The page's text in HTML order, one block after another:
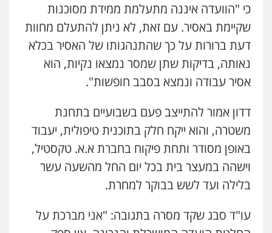
כי "הוועדה איננה מתעלמת ממידת מסוכנות
שקיימת באסיר. עם זאת, לא ניתן להתעלם מחוות
דעת ברורות על כך שהתנהגותו של האסיר בכלא
נאותה, בדיקות שתן שמסר נמצאו נקיות, הוא
אסיר עבודה ונמצא בסבב חופשות".
דדון אמור להתייצב פעם בשבועיים בתחנת
משטרה, והוא ייקח חלק בתוכנית טיפולית, יעבוד
באופן מסודר ותחת פיקוח בחברת א.א. טקסטיל,
וישהה במעצר בית בכל יום החל מהשעה עשר
בלילה ועד לשש בבוקר למחרת.
עו"ד סבג שקד מסרה בתגובה: "אני מברכת על
אחסון אתרים
מהירות הגנה גיבוי תמיכה שירותים
מקצועיים לעורכי דין
מרכז התחלה חדשה
0544500346
מאיה בלום, עו"ס, טיפול ושיקום
טיפול בהתמכרויות שירותים מקצועיים
לעורכי דין
0504062539
עו"ד ד"ר אבי שקד